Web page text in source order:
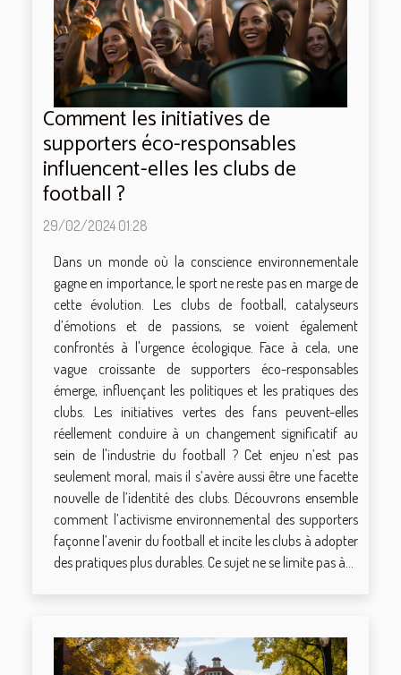
Comment les initiatives de
supporters éco-responsables
influencent-elles les clubs de
football ?
29/02/2024 01:28
Dans un monde où la conscience environnementale
gagne en importance, le sport ne reste pas en marge de
cette évolution. Les clubs de football, catalyseurs
d’émotions et de passions, se voient également
confrontés à l'urgence écologique. Face à cela, une
vague croissante de supporters éco-responsables
émerge, influençant les politiques et les pratiques des
clubs. Les initiatives vertes des fans peuvent-elles
réellement conduire à un changement significatif au
sein de l'industrie du football ? Cet enjeu n’est pas
seulement moral, mais il s’avère aussi être une facette
nouvelle de l’identité des clubs. Découvrons ensemble
comment l’activisme environnemental des supporters
façonne l’avenir du football et incite les clubs à adopter
des pratiques plus durables. Ce sujet ne se limite pas à...